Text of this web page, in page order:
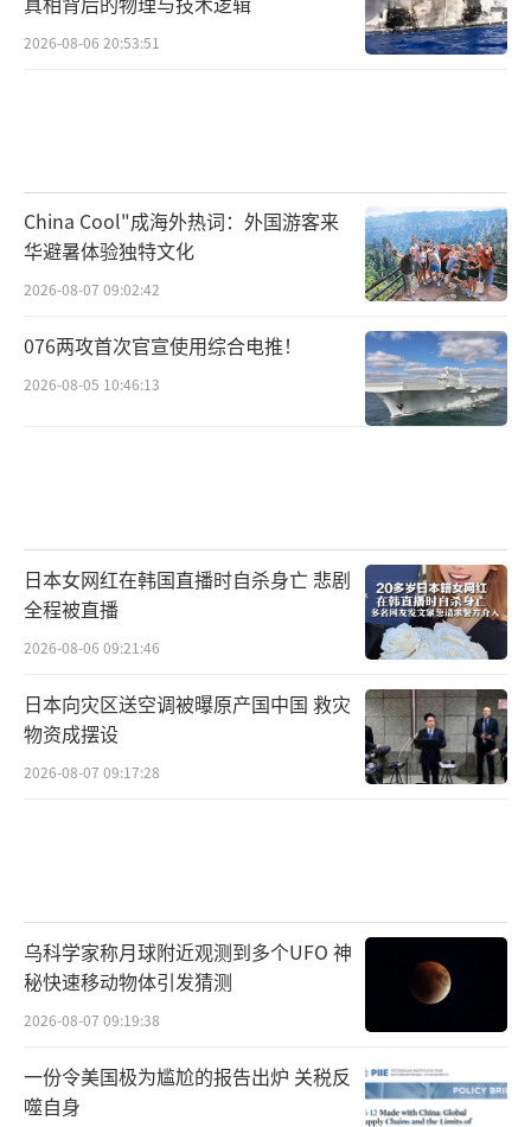
2026-08-06 20:53:51
China Cool"成海外热词：外国游客来
华避暑体验独特文化
2026-08-07 09:02:42
076两攻首次官宣使用综合电推！
2026-08-05 10:46:13
日本女网红在韩国直播时自杀身亡 悲剧
全程被直播
2026-08-06 09:21:46
日本向灾区送空调被曝原产国中国 救灾
物资成摆设
2026-08-07 09:17:28
乌科学家称月球附近观测到多个UFO 神
秘快速移动物体引发猜测
2026-08-07 09:19:38
一份令美国极为尴尬的报告出炉 关税反
噬自身